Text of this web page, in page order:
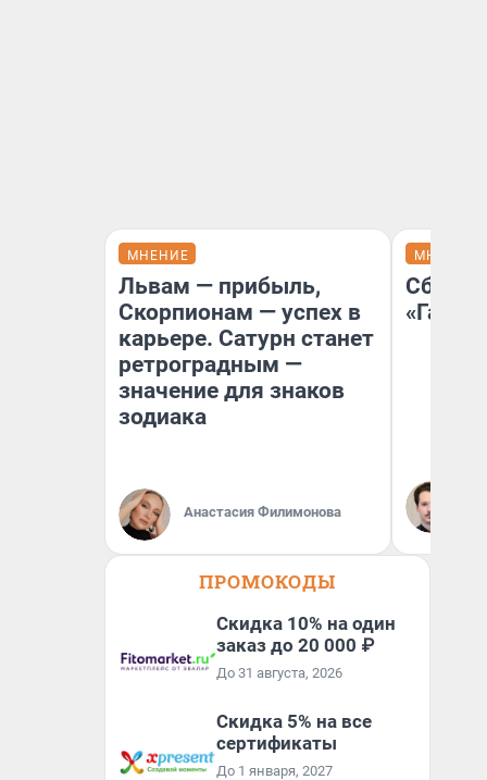
МНЕНИЕ
Львам — прибыль,
Скорпионам — успех в
карьере. Сатурн станет
ретроградным —
значение для знаков
зодиака
Анастасия Филимонова
МНЕНИЕ
Сбер
ПРОМОКОДЫ
Скидка 10% на один
заказ до 20 000 ₽
До 31 августа, 2026
Скидка 5% на все
сертификаты
До 1 января, 2027